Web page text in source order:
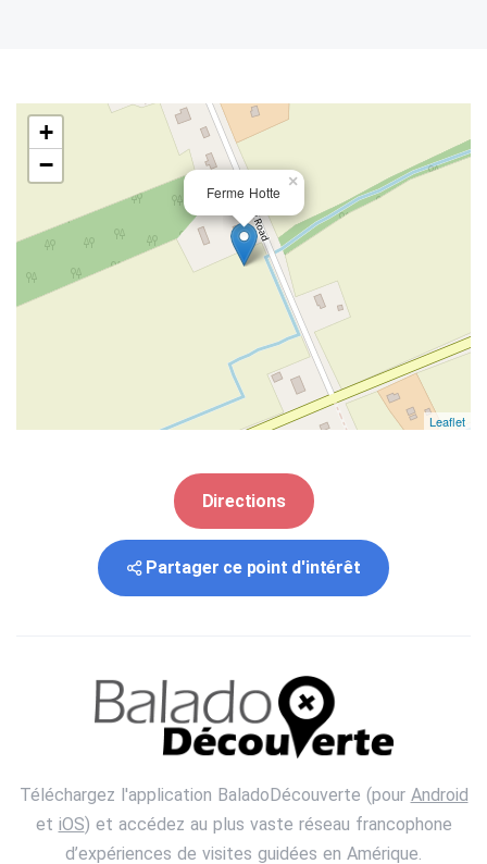
Ferme Hotte
×
+
−
Leaflet
Directions
Partager ce point d'intérêt
Téléchargez l'application BaladoDécouverte (pour Android
et iOS) et accédez au plus vaste réseau francophone
d’expériences de visites guidées en Amérique.